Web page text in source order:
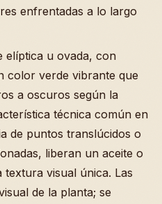
enfrentadas a lo largo
elíptica u ovada, con
color verde vibrante que
a oscuros según la
técnica común en
de puntos translúcidos o
liberan un aceite o
visual única. Las
de la planta; se